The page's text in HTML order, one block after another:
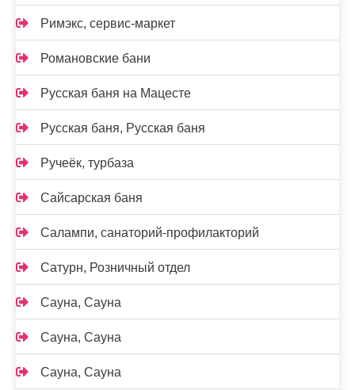
Римэкс, сервис-маркет
Романовские бани
Русская баня на Мацесте
Русская баня, Русская баня
Ручеёк, турбаза
Сайсарская баня
Салампи, санаторий-профилакторий
Сатурн, Розничный отдел
Сауна, Сауна
Сауна, Сауна
Сауна, Сауна